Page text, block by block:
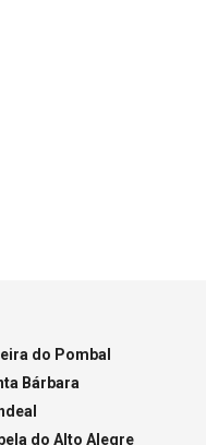
do Pombal
Bárbara
do Alto Alegre